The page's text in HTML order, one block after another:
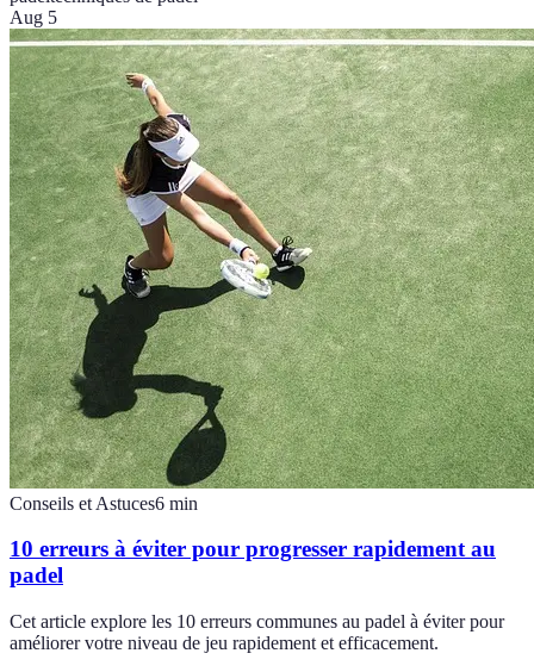
Aug 5
Conseils et Astuces6 min
10 erreurs à éviter pour progresser rapidement au
padel
Cet article explore les 10 erreurs communes au padel à éviter pour
améliorer votre niveau de jeu rapidement et efficacement.